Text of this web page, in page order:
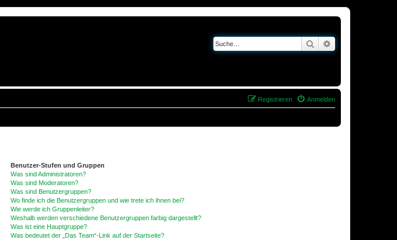
Suche
Anmelden
Registrieren
Benutzer-Stufen und Gruppen
Was sind Administratoren?
Was sind Moderatoren?
Was sind Benutzergruppen?
Wo finde ich die Benutzergruppen und wie trete ich ihnen bei?
Wie werde ich Gruppenleiter?
Weshalb werden verschiedene Benutzergruppen farbig dargestellt?
Was ist eine Hauptgruppe?
Was bedeutet der „Das Team“-Link auf der Startseite?